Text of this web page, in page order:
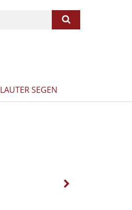
LAUTER SEGEN